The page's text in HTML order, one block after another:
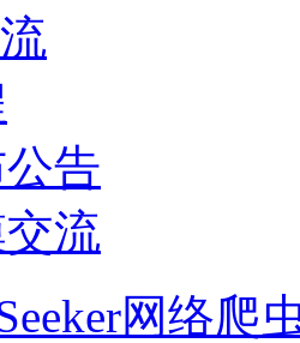
告
流
网络爬